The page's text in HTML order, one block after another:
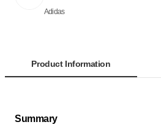
Adidas
Product Information
Summary